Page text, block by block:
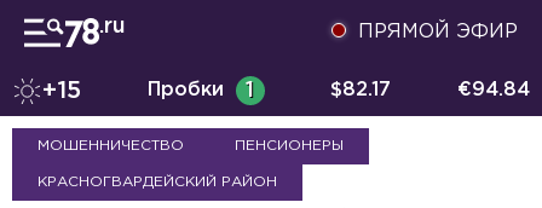
ПРЯМОЙ ЭФИР
+15 Пробки 1 $82.17 €94.84
МОШЕННИЧЕСТВО ПЕНСИОНЕРЫ
КРАСНОГВАРДЕЙСКИЙ РАЙОН